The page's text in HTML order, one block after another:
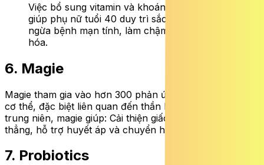
Việc bổ sung vitamin và khoáng chất hợp lý
giúp phụ nữ tuổi 40 duy trì sắc vóc, phòng
ngừa bệnh mạn tính, làm chậm tiến trình lão
hóa.
6. Magie
Magie tham gia vào hơn 300 phản ứng sinh hóa trong
cơ thể, đặc biệt liên quan đến thần kinh và cơ. Ở phụ nữ
trung niên, magie giúp: Cải thiện giấc ngủ, giảm căng
thẳng, hỗ trợ huyết áp và chuyển hóa.
7. Probiotics